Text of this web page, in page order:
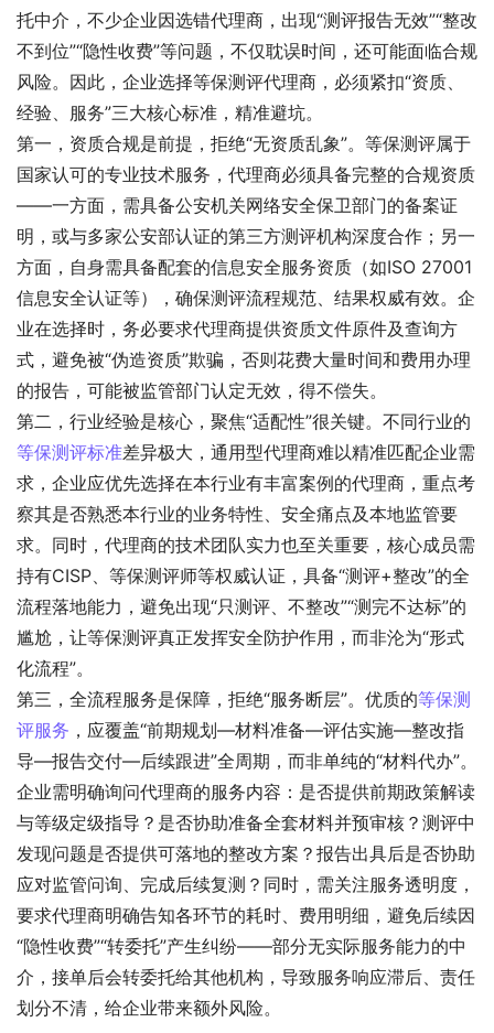
托中介，不少企业因选错代理商，出现“测评报告无效”“整改
不到位”“隐性收费”等问题，不仅耽误时间，还可能面临合规
风险。因此，企业选择等保测评代理商，必须紧扣“资质、
经验、服务”三大核心标准，精准避坑。
第一，资质合规是前提，拒绝“无资质乱象”。等保测评属于
国家认可的专业技术服务，代理商必须具备完整的合规资质
——一方面，需具备公安机关网络安全保卫部门的备案证
明，或与多家公安部认证的第三方测评机构深度合作；另一
方面，自身需具备配套的信息安全服务资质（如ISO 27001
信息安全认证等），确保测评流程规范、结果权威有效。企
业在选择时，务必要求代理商提供资质文件原件及查询方
式，避免被“伪造资质”欺骗，否则花费大量时间和费用办理
的报告，可能被监管部门认定无效，得不偿失。
第二，行业经验是核心，聚焦“适配性”很关键。不同行业的
等保测评标准差异极大，通用型代理商难以精准匹配企业需
求，企业应优先选择在本行业有丰富案例的代理商，重点考
察其是否熟悉本行业的业务特性、安全痛点及本地监管要
求。同时，代理商的技术团队实力也至关重要，核心成员需
持有CISP、等保测评师等权威认证，具备“测评+整改”的全
流程落地能力，避免出现“只测评、不整改”“测完不达标”的
尴尬，让等保测评真正发挥安全防护作用，而非沦为“形式
化流程”。
第三，全流程服务是保障，拒绝“服务断层”。优质的等保测
评服务 ，应覆盖“前期规划—材料准备—评估实施—整改指
导—报告交付—后续跟进”全周期，而非单纯的“材料代办”。
企业需明确询问代理商的服务内容：是否提供前期政策解读
与等级定级指导？是否协助准备全套材料并预审核？测评中
发现问题是否提供可落地的整改方案？报告出具后是否协助
应对监管问询、完成后续复测？同时，需关注服务透明度，
要求代理商明确告知各环节的耗时、费用明细，避免后续因
“隐性收费”“转委托”产生纠纷——部分无实际服务能力的中
介，接单后会转委托给其他机构，导致服务响应滞后、责任
划分不清，给企业带来额外风险。